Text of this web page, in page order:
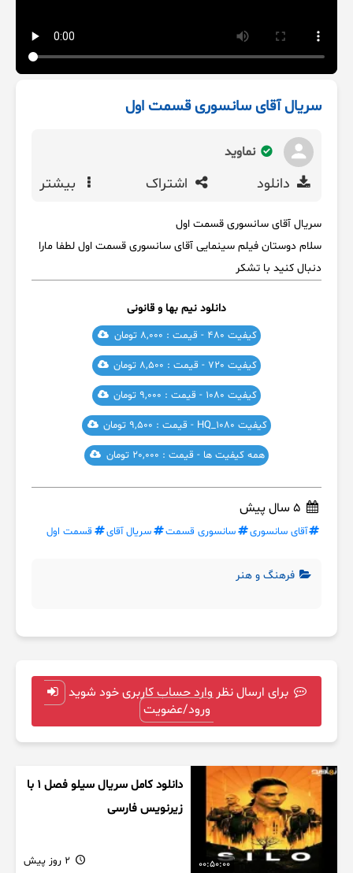
سریال آقای سانسوری قسمت اول
نماوید
دانلود اشتراک بیشتر
سریال آقای سانسوری قسمت اول
سلام دوستان فیلم سینمایی آقای سانسوری قسمت اول لطفا مارا
دنبال کنید با تشکر
دانلود نیم بها و قانونی
کیفیت 480 - قیمت : 8,000 تومان
کیفیت 720 - قیمت : 8,500 تومان
کیفیت 1080 - قیمت : 9,000 تومان
کیفیت HQ_1080 - قیمت : 9,500 تومان
همه کیفیت ها - قیمت : 20,000 تومان
آقای سانسوری سانسوری قسمت سریال آقای قسمت اول
فرهنگ و هنر
برای ارسال نظر وارد حساب کاربری خود شوید
ورود/عضویت
00:50:00
دانلود کامل سریال سیلو فصل ۱ با
زیرنویس فارسی